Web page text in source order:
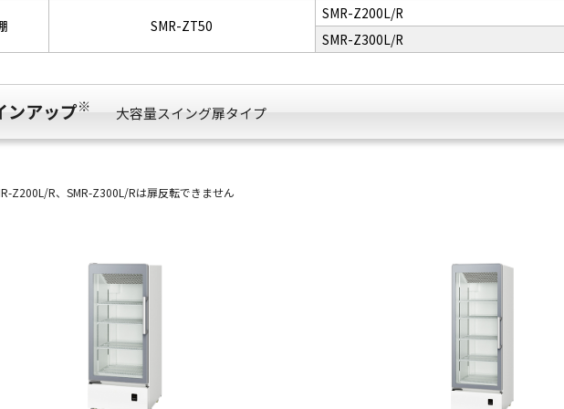
SMR-ZT50
SMR-Z200L/R
SMR-Z300L/R
ンアップ※ 大容量スイング扉タイプ
Z200L/R、SMR-Z300L/Rは扉反転できません